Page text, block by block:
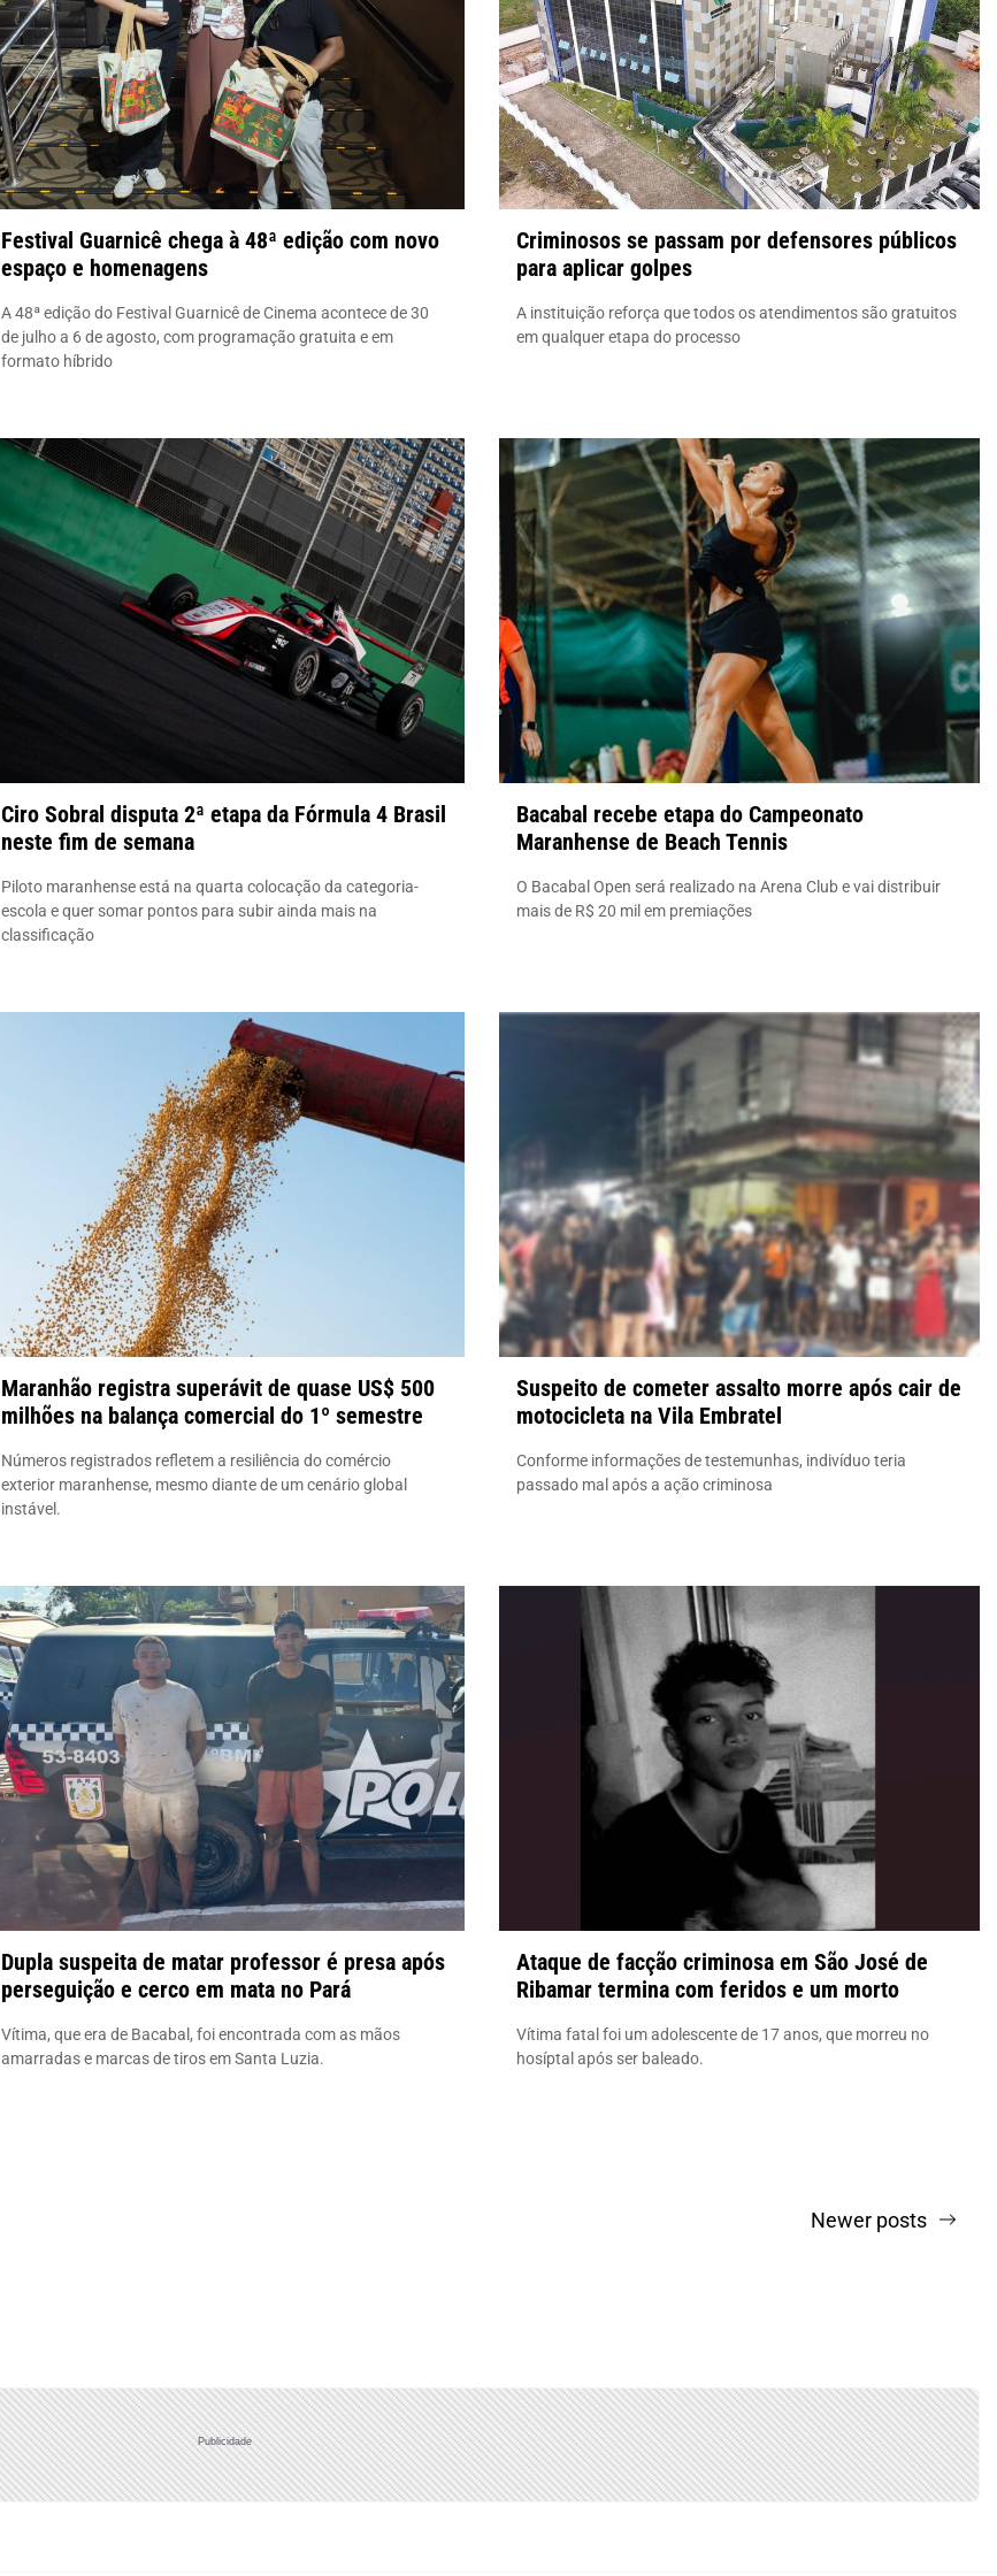
Festival Guarnicê chega à 48ª edição com novo
espaço e homenagens
A 48ª edição do Festival Guarnicê de Cinema acontece de 30
de julho a 6 de agosto, com programação gratuita e em
formato híbrido
Criminosos se passam por defensores públicos
para aplicar golpes
A instituição reforça que todos os atendimentos são gratuitos
em qualquer etapa do processo
Ciro Sobral disputa 2ª etapa da Fórmula 4 Brasil
neste fim de semana
Piloto maranhense está na quarta colocação da categoria-
escola e quer somar pontos para subir ainda mais na
classificação
Bacabal recebe etapa do Campeonato
Maranhense de Beach Tennis
O Bacabal Open será realizado na Arena Club e vai distribuir
mais de R$ 20 mil em premiações
Maranhão registra superávit de quase US$ 500
milhões na balança comercial do 1º semestre
Números registrados refletem a resiliência do comércio
exterior maranhense, mesmo diante de um cenário global
instável.
Suspeito de cometer assalto morre após cair de
motocicleta na Vila Embratel
Conforme informações de testemunhas, indivíduo teria
passado mal após a ação criminosa
Dupla suspeita de matar professor é presa após
perseguição e cerco em mata no Pará
Vítima, que era de Bacabal, foi encontrada com as mãos
amarradas e marcas de tiros em Santa Luzia.
Ataque de facção criminosa em São José de
Ribamar termina com feridos e um morto
Vítima fatal foi um adolescente de 17 anos, que morreu no
hosíptal após ser baleado.
Newer posts
Publicidade